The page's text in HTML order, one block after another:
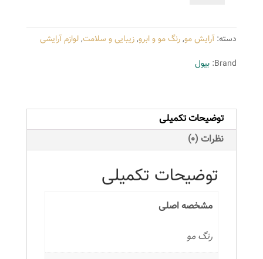
سری
Ash
شماره
100
میلی
لیتر
رنگ
بلوند
دودی
خیلی
عدد
دسته:آرایش مو,رنگ مو و ابرو,زیبایی و سلامت,لوازم آرایشی
Brand: بیول
توضیحات تکمیلی
نظرات (0)
توضیحات تکمیلی
مشخصه اصلی
رنگ مو